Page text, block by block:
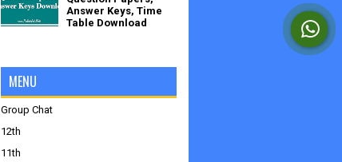
Answer Keys, Time
Table Download
MENU
Group Chat
12th
11th